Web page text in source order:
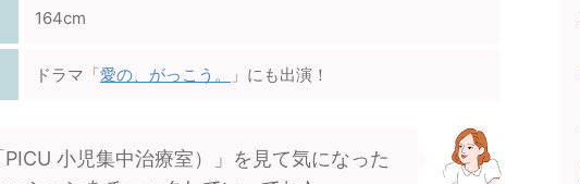
164cm
ドラマ「愛の、がっこう。 」にも出演！
小児集中治療室）」を見て気になった